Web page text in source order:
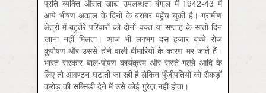
प्रति व्यक्ति औसत खाद्य उपलब्‍धता बंगाल में 1942-43 में
आये भीषण अकाल के दिनों के बराबर पहुँच चुकी है। ग्रामीण
क्षेत्रों में बहुतेरे परिवारों को दोनों वक्त या सप्ताह के सातों दिन
खाना नहीं मिलता। आज भी लगभग दस हजार बच्चे रोज
कुपोषण और उससे होने वाली बीमारियों के कारण मर जाते हैं।
भारत सरकार बाल-पोषण कार्यक्रम और सस्ते गल्ले आदि के
लिए तो आवण्टन घटाती जा रही है लेकिन पूँजीपतियों को सैकड़ों
करोड़ की सब्सिडी देने में उसे कोई गुरेज़ नहीं होता।